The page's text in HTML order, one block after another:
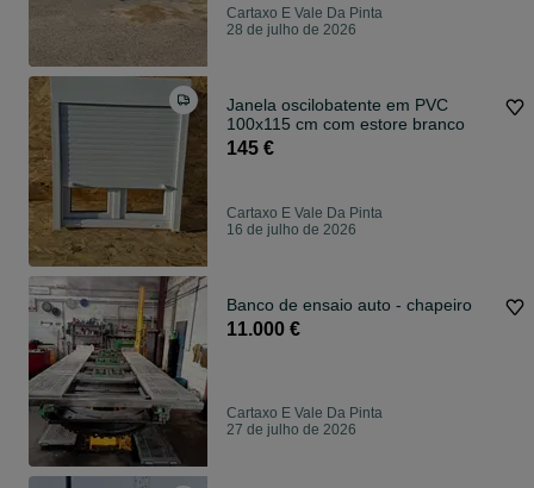
Cartaxo E Vale Da Pinta
28 de julho de 2026
Janela oscilobatente em PVC
100x115 cm com estore branco
145 €
Cartaxo E Vale Da Pinta
16 de julho de 2026
Banco de ensaio auto - chapeiro
11.000 €
Cartaxo E Vale Da Pinta
27 de julho de 2026